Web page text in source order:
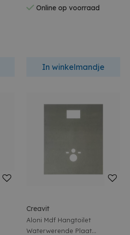
Online op voorraad
In winkelmandje
Creavit
Aloni Mdf Hangtoilet
Waterwerende Plaat